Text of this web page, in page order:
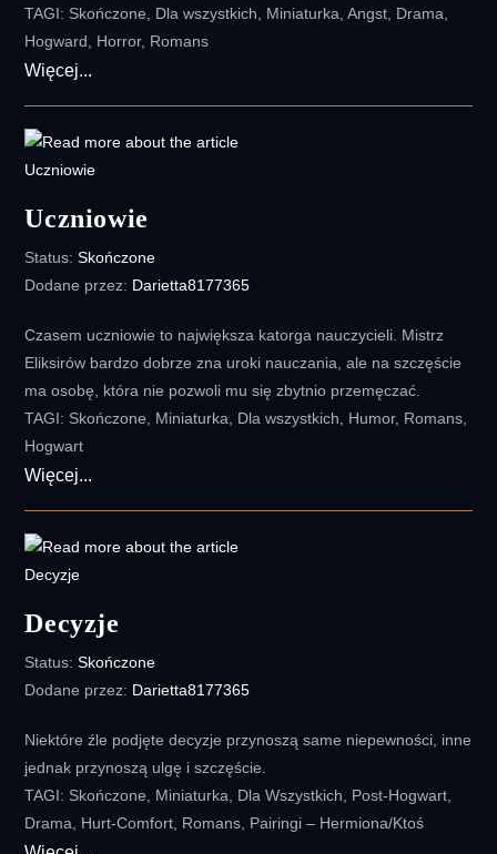
TAGI: Skończone, Dla wszystkich, Miniaturka, Angst, Drama,
Hogward, Horror, Romans
Więcej...
początek
Uczniowie
Status:Skończone
Dodane przez: Darietta8177365
Czasem uczniowie to największa katorga nauczycieli. Mistrz
Eliksirów bardzo dobrze zna uroki nauczania, ale na szczęście
ma osobę, która nie pozwoli mu się zbytnio przemęczać.
TAGI: Skończone, Miniaturka, Dla wszystkich, Humor, Romans,
Hogwart
Więcej...
Decyzje
Status:Skończone
Dodane przez: Darietta8177365
Niektóre źle podjęte decyzje przynoszą same niepewności, inne
jednak przynoszą ulgę i szczęście.
TAGI: Skończone, Miniaturka, Dla Wszystkich, Post-Hogwart,
Drama, Hurt-Comfort, Romans, Pairingi – Hermiona/Ktoś